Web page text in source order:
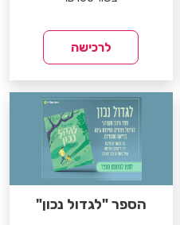
לרכישה
הספר "לגדול נכון"